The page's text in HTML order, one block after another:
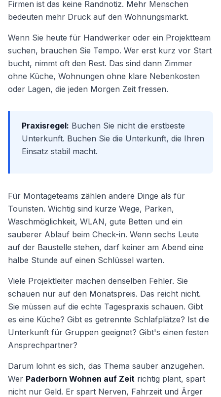
Firmen ist das keine Randnotiz. Mehr Menschen
bedeuten mehr Druck auf den Wohnungsmarkt.
Wenn Sie heute für Handwerker oder ein Projektteam
suchen, brauchen Sie Tempo. Wer erst kurz vor Start
bucht, nimmt oft den Rest. Das sind dann Zimmer
ohne Küche, Wohnungen ohne klare Nebenkosten
oder Lagen, die jeden Morgen Zeit fressen.
Praxisregel: Buchen Sie nicht die erstbeste
Unterkunft. Buchen Sie die Unterkunft, die Ihren
Einsatz stabil macht.
Für Montageteams zählen andere Dinge als für
Touristen. Wichtig sind kurze Wege, Parken,
Waschmöglichkeit, WLAN, gute Betten und ein
sauberer Ablauf beim Check-in. Wenn sechs Leute
auf der Baustelle stehen, darf keiner am Abend eine
halbe Stunde auf einen Schlüssel warten.
Viele Projektleiter machen denselben Fehler. Sie
schauen nur auf den Monatspreis. Das reicht nicht.
Sie müssen auf die echte Tagespraxis schauen. Gibt
es eine Küche? Gibt es getrennte Schlafplätze? Ist die
Unterkunft für Gruppen geeignet? Gibt's einen festen
Ansprechpartner?
Darum lohnt es sich, das Thema sauber anzugehen.
Wer Paderborn Wohnen auf Zeit richtig plant, spart
nicht nur Geld. Er spart Nerven, Fahrzeit und Ärger